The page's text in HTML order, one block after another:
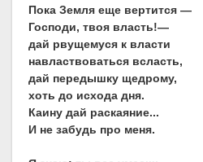
Пока Земля еще вертится —
Господи, твоя власть!—
дай рвущемуся к власти
навластвоваться всласть,
дай передышку щедрому,
хоть до исхода дня.
Каину дай раскаяние...
И не забудь про меня.